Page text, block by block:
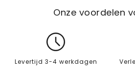
Onze voordelen
Levertijd 3-4 werkdagen